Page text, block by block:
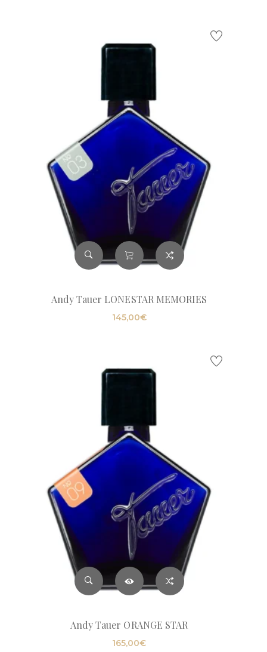
Andy Tauer LONESTAR MEMORIES
145,00€
Andy Tauer ORANGE STAR
165,00€